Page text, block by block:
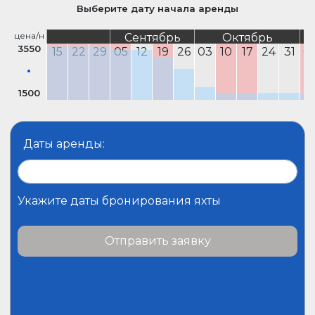
Выберите дату начала аренды
цена/н
3550
1500
Сентябрь
Октябрь
15
22 29 05 12 19 26 03 10 17 24 31
Даты аренды:
Укажите даты бронирования яхты
Отправить заявку